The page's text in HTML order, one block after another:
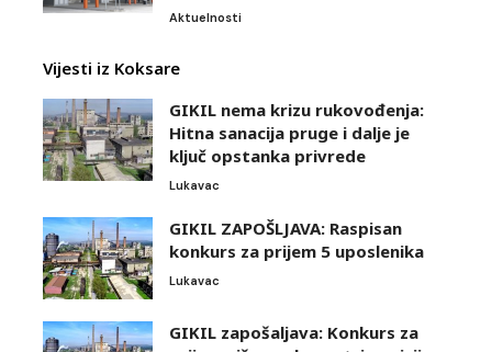
Aktuelnosti
Vijesti iz Koksare
GIKIL nema krizu rukovođenja:
Hitna sanacija pruge i dalje je
ključ opstanka privrede
Lukavac
GIKIL ZAPOŠLJAVA: Raspisan
konkurs za prijem 5 uposlenika
Lukavac
GIKIL zapošaljava: Konkurs za